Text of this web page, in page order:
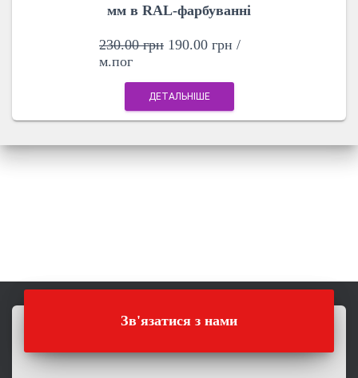
мм в RAL-фарбуванні
230.00грн 190.00 грн /
м.пог
ДЕТАЛЬНІШЕ
Зв'язатися з нами